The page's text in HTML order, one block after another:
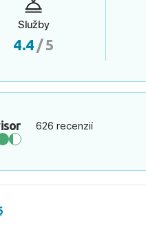
Služby
4.4 / 5
626 recenzií